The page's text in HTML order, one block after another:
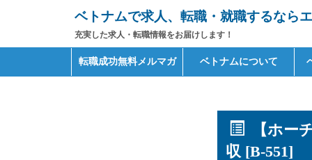
ベトナムで求人、転職・就職するなら
充実した求人・転職情報をお届けします！
Primary転職成功無料メルマガ ベトナムについて
【ホー
収 [B-551]